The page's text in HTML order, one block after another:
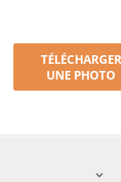
TÉLÉCHARGER
UNE PHOTO